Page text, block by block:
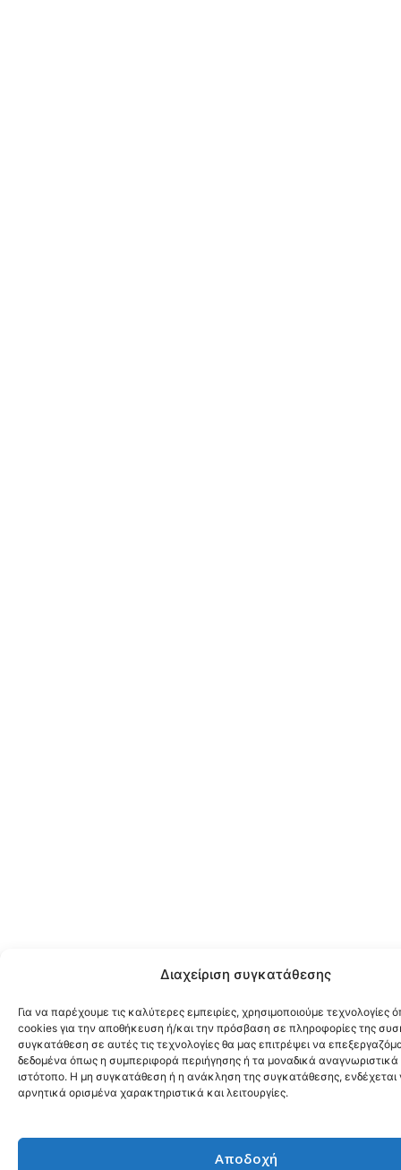
Διαχείριση συγκατάθεσης
Για να παρέχουμε τις καλύτερες εμπειρίες, χρησιμοποιούμε τεχνολογίες
cookies για την αποθήκευση ή/και την πρόσβαση σε πληροφορίες της
συγκατάθεση σε αυτές τις τεχνολογίες θα μας επιτρέψει να
δεδομένα όπως η συμπεριφορά περιήγησης ή τα μοναδικά
ιστότοπο. Η μη συγκατάθεση ή η ανάκληση της συγκατάθεσης, ενδέχεται
αρνητικά ορισμένα χαρακτηριστικά και λειτουργίες.
Αποδοχή